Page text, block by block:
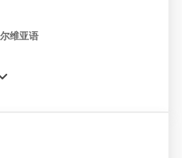
维亚语